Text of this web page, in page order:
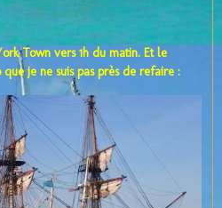
Town vers 1h du matin. Et le
je ne suis pas près de refaire :